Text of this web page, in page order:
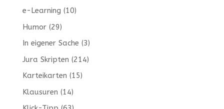
e-Learning (10)
Humor(29)
In eigener Sache (3)
Jura Skripten (214)
Karteikarten (15)
Klausuren (14)